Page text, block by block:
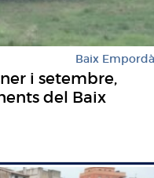
Baix Empordà
i setembre,
del Baix